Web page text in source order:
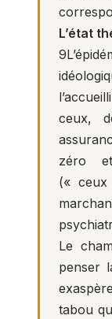
L’état
9
ceux,
zéro
(«
Le
penser
tabou